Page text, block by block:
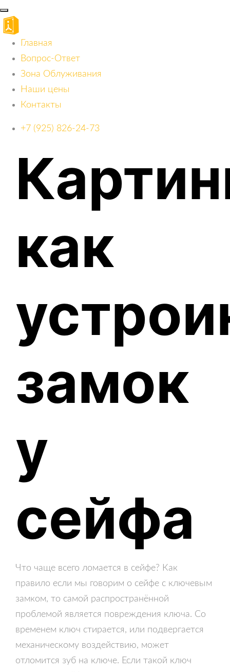
Главная
Вопрос-Ответ
Зона Облуживания
Наши цены
Контакты
+7 (925) 826-24-73
как
замок
у
сейфа
Что чаще всего ломается в сейфе? Как
правило если мы говорим о сейфе с ключевым
замком, то самой распространённой
проблемой является повреждения ключа. Со
временем ключ стирается, или подвергается
механическому воздействию, может
отломится зуб на ключе. Если такой ключ